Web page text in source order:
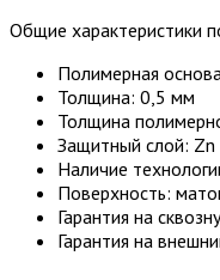
Общие характеристики
Полимерная
Толщина: 0,5 мм
Толщина
Защитный слой: Zn
Наличие
Поверхность:
Гарантия на
Гарантия на